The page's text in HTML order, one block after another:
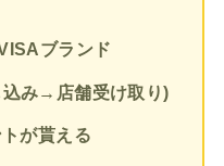
ブランド
込み→店舗受け取り)
が貰える